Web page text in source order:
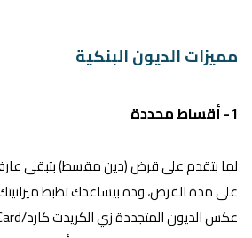
مميزات الديون البنكية
1- أقساط محددة
لما بتقدم على قرض (دين مقسط) بتبقى
على مدة القرض، وده بيساعدك تظبط